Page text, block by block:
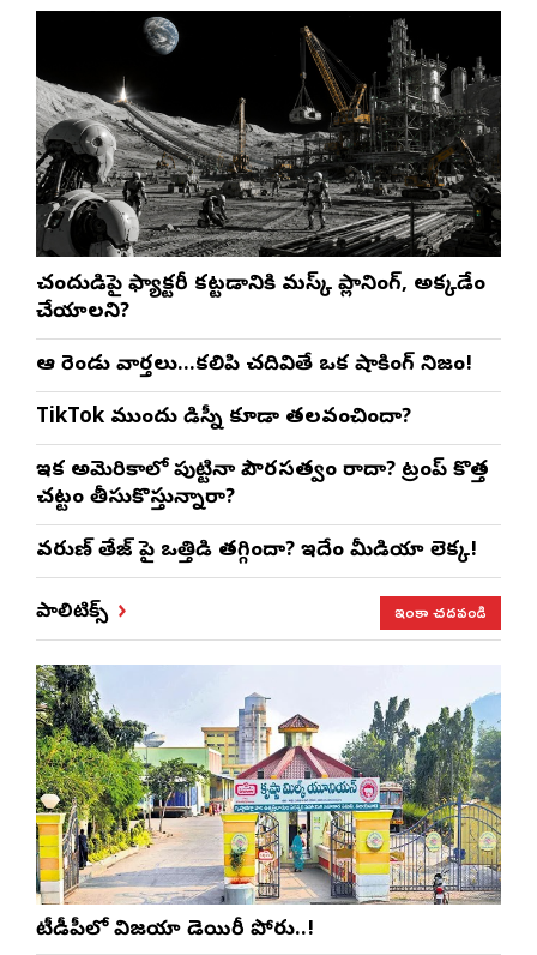
చంద్రుడిపై ఫ్యాక్టరీ కట్టడానికి మస్క్ ప్లానింగ్, అక్కడేం
చేయాలని?
ఆ రెండు వార్తలు…కలిపి చదివితే ఒక షాకింగ్ నిజం!
TikTok ముందు డిస్నీ కూడా తలవంచిందా?
ఇక అమెరికాలో పుట్టినా పౌరసత్వం రాదా? ట్రంప్ కొత్త
చట్టం తీసుకొస్తున్నారా?
వరుణ్ తేజ్‌ పై ఒత్తిడి తగ్గిందా? ఇదేం మీడియా లెక్క!
పాలిటిక్స్ ఇంకా చదవండి
టీడీపీలో విజయా డెయిరీ పోరు..!